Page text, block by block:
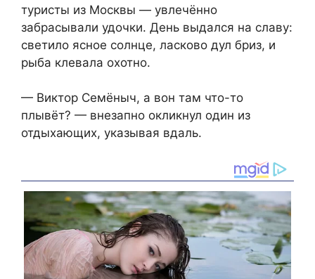
туристы из Москвы — увлечённо
забрасывали удочки. День выдался на славу:
светило ясное солнце, ласково дул бриз, и
рыба клевала охотно.
— Виктор Семёныч, а вон там что-то
плывёт? — внезапно окликнул один из
отдыхающих, указывая вдаль.